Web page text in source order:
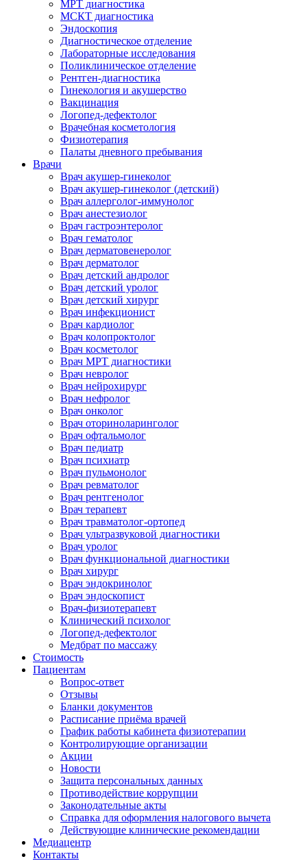
МРТ диагностика
МСКТ диагностика
Эндоскопия
Диагностическое отделение
Лабораторные исследования
Поликлиническое отделение
Рентген-диагностика
Гинекология и акушерство
Вакцинация
Логопед-дефектолог
Врачебная косметология
Физиотерапия
Палаты дневного пребывания
Врачи
Врач акушер-гинеколог
Врач акушер-гинеколог (детский)
Врач аллерголог-иммунолог
Врач анестезиолог
Врач гастроэнтеролог
Врач гематолог
Врач дерматовенеролог
Врач дерматолог
Врач детский андролог
Врач детский уролог
Врач детский хирург
Врач инфекционист
Врач кардиолог
Врач колопроктолог
Врач косметолог
Врач МРТ диагностики
Врач невролог
Врач нейрохирург
Врач нефролог
Врач онколог
Врач оториноларинголог
Врач офтальмолог
Врач педиатр
Врач психиатр
Врач пульмонолог
Врач ревматолог
Врач рентгенолог
Врач терапевт
Врач травматолог-ортопед
Врач ультразвуковой диагностики
Врач уролог
Врач функциональной диагностики
Врач хирург
Врач эндокринолог
Врач эндоскопист
Врач-физиотерапевт
Клинический психолог
Логопед-дефектолог
Медбрат по массажу
Стоимость
Пациентам
Вопрос-ответ
Отзывы
Бланки документов
Расписание приёма врачей
График работы кабинета физиотерапии
Контролирующие организации
Акции
Новости
Защита персональных данных
Противодействие коррупции
Законодательные акты
Справка для оформления налогового вычета
Действующие клинические рекомендации
Медиацентр
Контакты